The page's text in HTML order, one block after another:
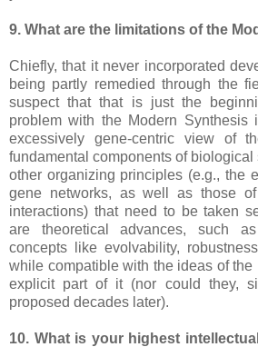
9. What are the limitations of the
Chiefly, that it never incorporated
being partly remedied through the
suspect that that is just the
problem with the Modern
excessively gene-centric view of
fundamental components of biological
other organizing principles (e.g., the
gene networks, as well as those of
interactions) that need to be taken
are theoretical advances, such
concepts like evolvability,
while compatible with the ideas of the
explicit part of it (nor could they,
proposed decades later).
10. What is your highest